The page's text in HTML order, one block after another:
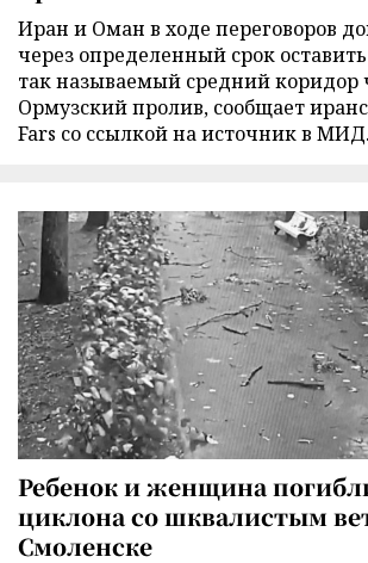
Иран и Оман в ходе переговоров
через определенный срок
так называемый средний коридор
Ормузский пролив, сообщает
Fars со ссылкой на источник в МИД.
Ребенок и женщина
циклона со шквалистым
Смоленске